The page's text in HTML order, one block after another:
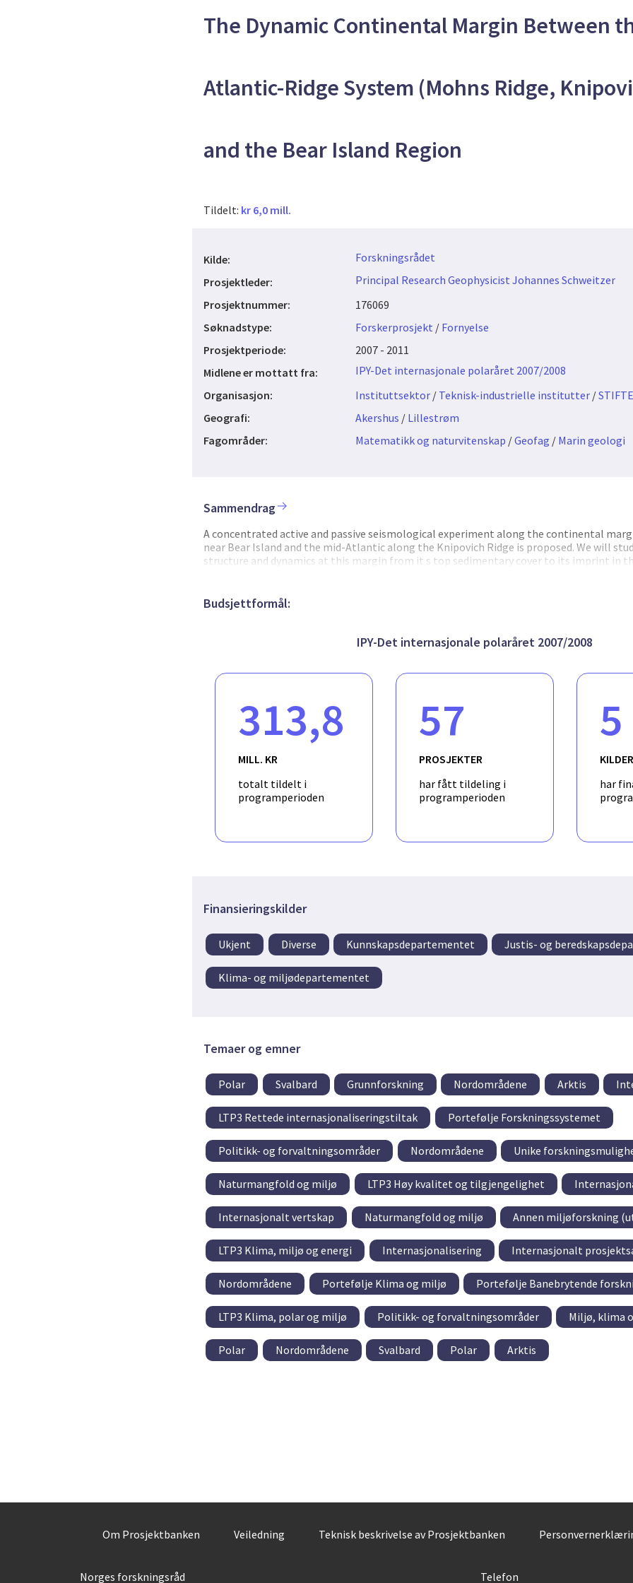
The Dynamic Continental Margin Between
Atlantic-Ridge System (Mohns Ridge,
and the Bear Island Region
Tildelt: kr 6,0 mill.
Kilde:
Forskningsrådet
Prosjektleder:
Principal Research Geophysicist Johannes Schweitzer
Prosjektnummer:
176069
Søknadstype:
Forskerprosjekt / Fornyelse
Prosjektperiode:
2007 - 2011
Midlene er mottatt fra:
IPY-Det internasjonale polaråret 2007/2008
Organisasjon:
Instituttsektor/ Teknisk-industrielle institutter/
Geografi:
Akershus / Lillestrøm
Fagområder:
Matematikk og naturvitenskap /Geofag / Marin geologi
Sammendrag
A concentrated active and passive seismological experiment along the continental
near Bear Island and the mid-Atlantic along the Knipovich Ridge is proposed. We will
structure and dynamics at this margin from it s top sedimentary cover to its imprint in
velocities in the lithosphere, which may be explained by a subcrustal extension of Mohns
undergoes an extensional-compressional transition in the region of the margin. It is
its natural hazard exposure, and the processes involved in formation of the margin and
information. Data from existing seismic stations in the European Arctic will also be
includes installation of a small broadband array on Bear Island and 12 broadband Ocean
(OB Ss). In addition, we plan to install two broadband stations at the Polish observatory
Hopen. We also plan to perform active seismic refraction/reflection experiments along
period stations on Bear Island and 15 OBSs to retrieve the 3D lithospheric structure.
Budsjettformål:
IPY-Det internasjonale polaråret 2007/2008
313,8
MILL. KR
totalt tildelt i
programperioden
57
PROSJEKTER
har fått tildeling i
programperioden
5
KILDER
har
Finansieringskilder
Ukjent Diverse Kunnskapsdepartementet Justis- og
Klima- og miljødepartementet
Temaer og emner
Polar Svalbard Grunnforskning Nordområdene Arktis
LTP3 Rettede internasjonaliseringstiltak Portefølje Forskningssystemet
Politikk- og forvaltningsområder Nordområdene Unike
Naturmangfold og miljø LTP3 Høy kvalitet og tilgjengelighet
Internasjonalt vertskap Naturmangfold og miljø Annen miljøforskning
LTP3 Klima, miljø og energi Internasjonalisering Internasjonalt
Nordområdene Portefølje Klima og miljø Portefølje Banebrytende
LTP3 Klima, polar og miljø Politikk- og forvaltningsområder Miljø, klima
Polar Nordområdene Svalbard Polar Arktis
Om Prosjektbanken Veiledning Teknisk beskrivelse av Prosjektbanken
Norges forskningsråd Telefon